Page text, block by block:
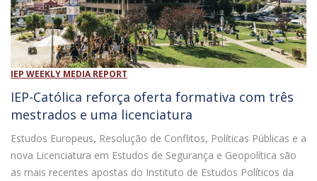
IEP WEEKLY MEDIA REPORT
IEP-Católica reforça oferta formativa com três
mestrados e uma licenciatura
Estudos Europeus, Resolução de Conflitos, Políticas Públicas e a
nova Licenciatura em Estudos de Segurança e Geopolítica são
as mais recentes apostas do Instituto de Estudos Políticos da